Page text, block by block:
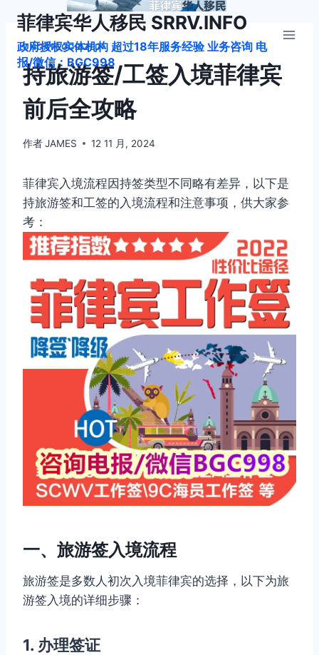
菲律宾华人移民 SRRV.INFO
政府授权实体机构 超过18年服务经验 业务咨询 电
报/微信：BGC998
UNCATEGORIZED
持旅游签/工签入境菲律宾
前后全攻略
作者JAMES 12 11 月, 2024
菲律宾入境流程因持签类型不同略有差异，以下是
持旅游签和工签的入境流程和注意事项，供大家参
考：
一、旅游签入境流程
旅游签是多数人初次入境菲律宾的选择，以下为旅
游签入境的详细步骤：
1. 办理签证